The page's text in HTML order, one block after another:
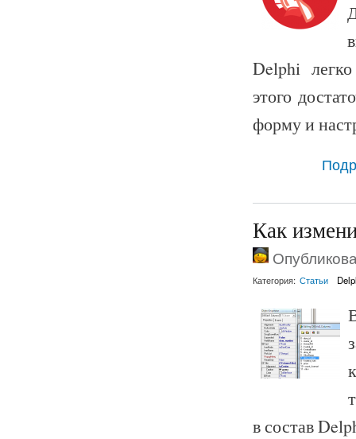
Delphi
этого
форму и
Как
Категория: Статьи
в состав